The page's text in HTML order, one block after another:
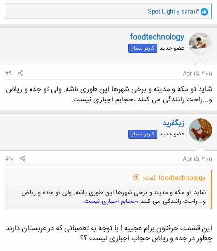
و
ا
ک
ن
ش
ه
safa13 وSpot Light
foodtechnology
عضو جدید کاربر ممتاز
Apr 15, 2011
#9
شاید تو مکه و مدینه و برخی شهرها این طوری باشه. ولی تو جده و ریاض
و...راحت رانندگی می کنند ،حجابم اجباری نیست.
زيگفريد
عضو جدید کاربر ممتاز
Apr 15, 2011
#10
foodtechnology گفت:
شاید تو مکه و مدینه و برخی شهرها این طوری باشه. ولی تو جده و ریاض
و...راحت رانندگی می کنند ،حجابم اجباری نیست.
این قسمت حرفتون برام عجیبه ! با توجه به تعصباتی که در عربستان دارند
چطور در جده و ریاض حجاب اجباری نیست ؟؟